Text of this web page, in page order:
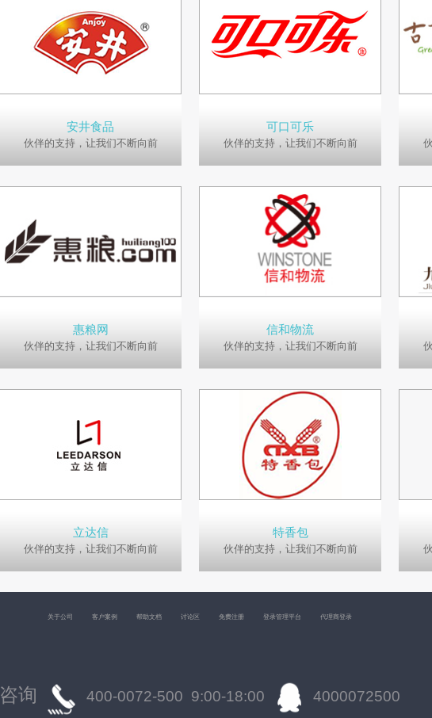
安井食品
伙伴的支持，让我们不断向前
可口可乐
伙伴的支持，让我们不断向前
惠粮网
伙伴的支持，让我们不断向前
信和物流
伙伴的支持，让我们不断向前
立达信
伙伴的支持，让我们不断向前
特香包
伙伴的支持，让我们不断向前
关于公司 客户案例 帮助文档 讨论区 免费注册 登录管理平台 代理商登录
咨询 400-0072-500 9:00-18:00 4000072500